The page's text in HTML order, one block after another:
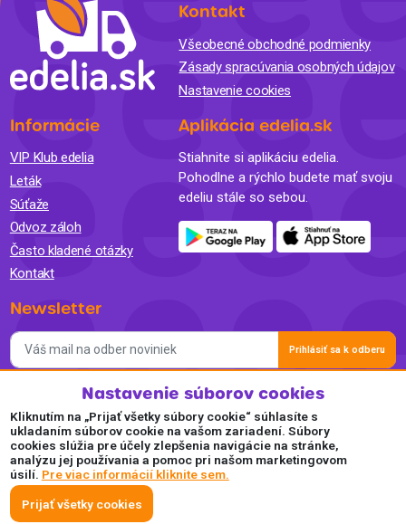
Kontakt
Všeobecné obchodné podmienky
Zásady spracúvania osobných údajov
Nastavenie cookies
Informácie
VIP Klub edelia
Leták
Súťaže
Odvoz záloh
Často kladené otázky
Kontakt
Aplikácia edelia.sk
Stiahnite si aplikáciu edelia.
Pohodlne a rýchlo budete mať svoju
edeliu stále so sebou.
Newsletter
Prihlásiť sa k odberu
Súhlasím so spracovaním osobných údajov a so zasielaním
newslettra na marketingové účely a oboznámil som sa so
Zásadami ochrany osobných údajov.
Akceptujeme
Plaťte pohodlne a bezpečne online.
Nastavenie súborov cookies
Kliknutím na „Prijať všetky súbory cookie“ súhlasíte s
ukladaním súborov cookie na vašom zariadení. Súbory
cookies slúžia pre účely zlepšenia navigácie na stránke,
analýzu jej používania a pomoc pri našom marketingovom
úsilí. Pre viac informácií kliknite sem.
Prijať všetky cookies